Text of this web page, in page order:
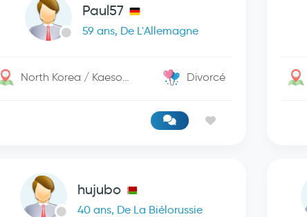
Paul57
59 ans, De L'Allemagne
North Korea / Kaesong Divorcé
hujubo
40 ans, De La Biélorussie